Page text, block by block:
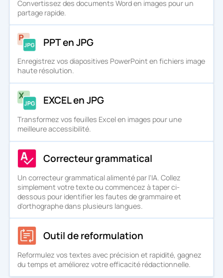
Convertissez des documents Word en images pour un
partage rapide.
PPT en JPG
Enregistrez vos diapositives PowerPoint en fichiers image
haute résolution.
EXCEL en JPG
Transformez vos feuilles Excel en images pour une
meilleure accessibilité.
Correcteur grammatical
Un correcteur grammatical alimenté par l'IA. Collez
simplement votre texte ou commencez à taper ci-
dessous pour identifier les fautes de grammaire et
d'orthographe dans plusieurs langues.
Outil de reformulation
Reformulez vos textes avec précision et rapidité, gagnez
du temps et améliorez votre efficacité rédactionnelle.